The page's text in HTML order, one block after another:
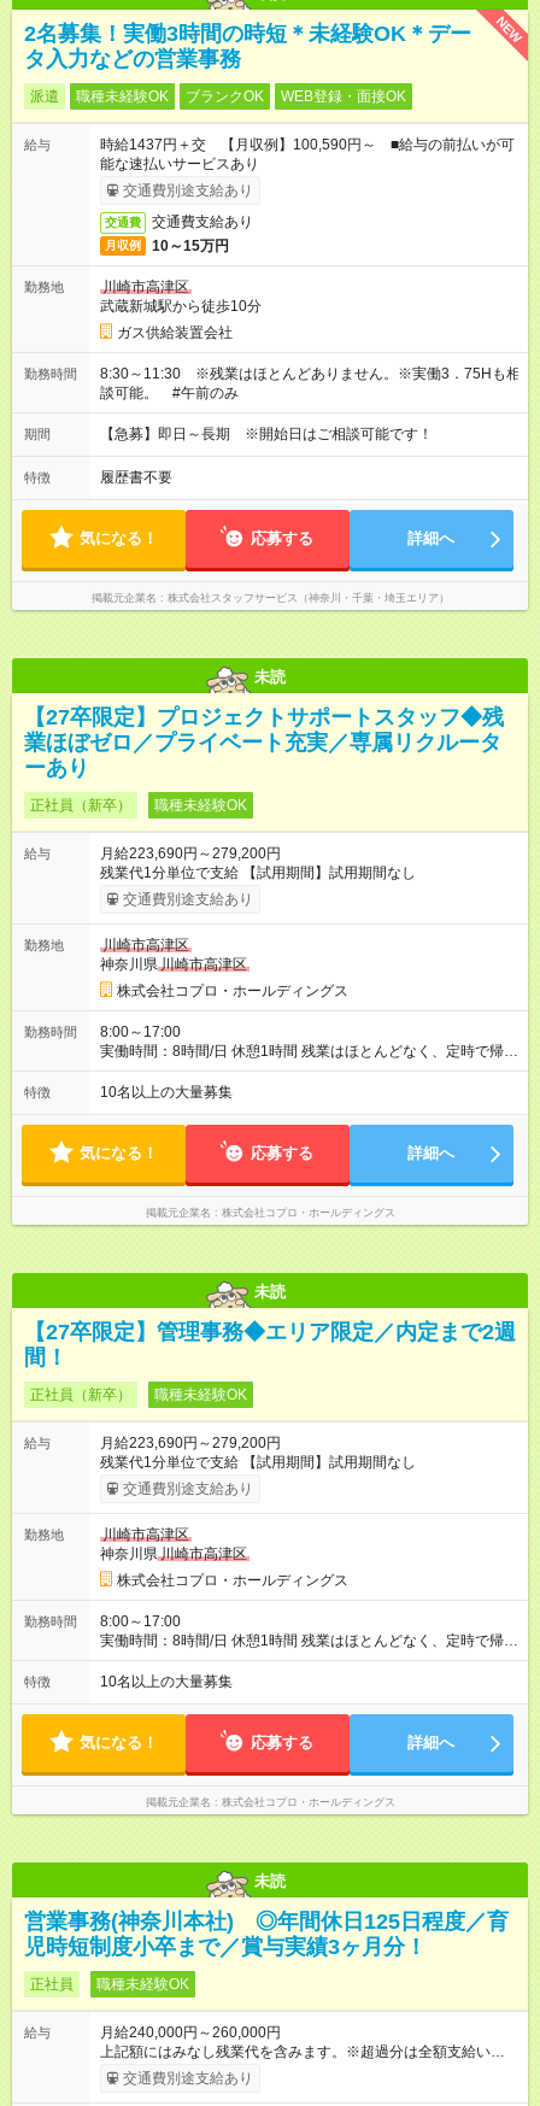
NEW
2名募集！実働3時間の時短＊未経験OK＊デー
タ入力などの営業事務
派遣 職種未経験OK ブランクOK WEB登録・面接OK
給与
時給1437円＋交 【月収例】100,590円～ ■給与の前払いが可
能な速払いサービスあり
交通費別途支給あり
交通費 交通費支給あり
月収例 10～15万円
勤務地
川崎市高津区
武蔵新城駅から徒歩10分
ガス供給装置会社
勤務時間
8:30～11:30 ※残業はほとんどありません。※実働3．75Hも相
談可能。 #午前のみ
期間 【急募】即日～長期 ※開始日はご相談可能です！
特徴 履歴書不要
気になる！ 応募する 詳細へ
掲載元企業名 株式会社スタッフサービス（神奈川・千葉・埼玉エリア）
未読
【27卒限定】プロジェクトサポートスタッフ◆残
業ほぼゼロ／プライベート充実／専属リクルータ
ーあり
正社員（新卒） 職種未経験OK
給与
月給223,690円～279,200円
残業代1分単位で支給 【試用期間】試用期間なし
交通費別途支給あり
勤務地
川崎市高津区
神奈川県川崎市高津区
株式会社コプロ・ホールディングス
勤務時間
8:00～17:00
実働時間：8時間/日 休憩1時間 残業はほとんどなく、定時で帰れ
る日が多い働き方です。 毎日の業務は進捗管理や事務が中心な
ので、 「今日やるべき仕事」が終われば、自然と区切りをつけ
方を大切にしています。
特徴 10名以上の大量募集
気になる！ 応募する 詳細へ
掲載元企業名 株式会社コプロ・ホールディングス
未読
【27卒限定】管理事務◆エリア限定／内定まで2週
間！
正社員（新卒） 職種未経験OK
給与
月給223,690円～279,200円
残業代1分単位で支給 【試用期間】試用期間なし
交通費別途支給あり
勤務地
川崎市高津区
神奈川県川崎市高津区
株式会社コプロ・ホールディングス
勤務時間
8:00～17:00
実働時間：8時間/日 休憩1時間 残業はほとんどなく、定時で帰れ
る日が多い働き方です。 毎日の業務は進捗管理や事務が中心な
ので、 「今日やるべき仕事」が終われば、自然と区切りをつけ
方を大切にしています。
特徴 10名以上の大量募集
気になる！ 応募する 詳細へ
掲載元企業名 株式会社コプロ・ホールディングス
未読
営業事務(神奈川本社) ◎年間休日125日程度／育
児時短制度小卒まで／賞与実績3ヶ月分！
正社員 職種未経験OK
給与
月給240,000円～260,000円
上記額にはみなし残業代を含みます。※超過分は全額支給いたし
ます。 みなし残業代 47,200円 以上／月 みなし残業時間 25時間
／月 ※給与には月25時間分の固定残業代（47,200円以上）を含
交通費別途支給あり